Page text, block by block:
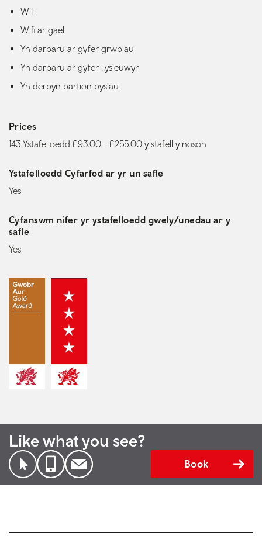
WiFi
Wifi ar gael
Yn darparu ar gyfer grwpiau
Yn darparu ar gyfer llysieuwyr
Yn derbyn partïon bysiau
Prices
143 Ystafelloedd £93.00 - £255.00 y stafell y noson
Ystafelloedd Cyfarfod ar yr un safle
Yes
Cyfanswm nifer yr ystafelloedd gwely/unedau ar y
safle
Yes
Like what you see?
Book